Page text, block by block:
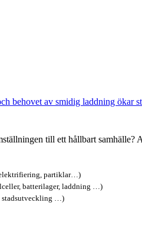
behovet av smidig laddning ökar
till ett hållbart
partiklar…)
batterilager, laddning …)
stadsutveckling …)